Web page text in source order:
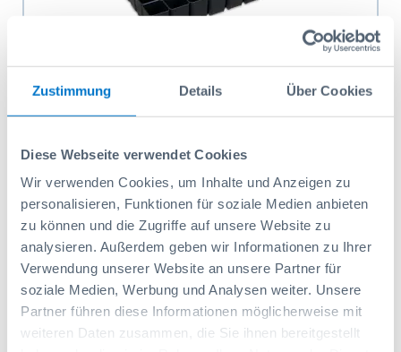
Zustimmung Details Über Cookies
Diese Webseite verwendet Cookies
Wir verwenden Cookies, um Inhalte und Anzeigen zu
personalisieren, Funktionen für soziale Medien anbieten
zu können und die Zugriffe auf unsere Website zu
analysieren. Außerdem geben wir Informationen zu Ihrer
Verwendung unserer Website an unsere Partner für
soziale Medien, Werbung und Analysen weiter. Unsere
Partner führen diese Informationen möglicherweise mit
weiteren Daten zusammen, die Sie ihnen bereitgestellt
Insetboxenset 48 Stk. H63
Artikelnr.: 1000012357
In den Warenkorb